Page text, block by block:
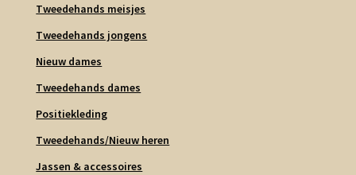
Tweedehands meisjes
Tweedehands jongens
Nieuw dames
Tweedehands dames
Positiekleding
Tweedehands/Nieuw heren
Jassen & accessoires